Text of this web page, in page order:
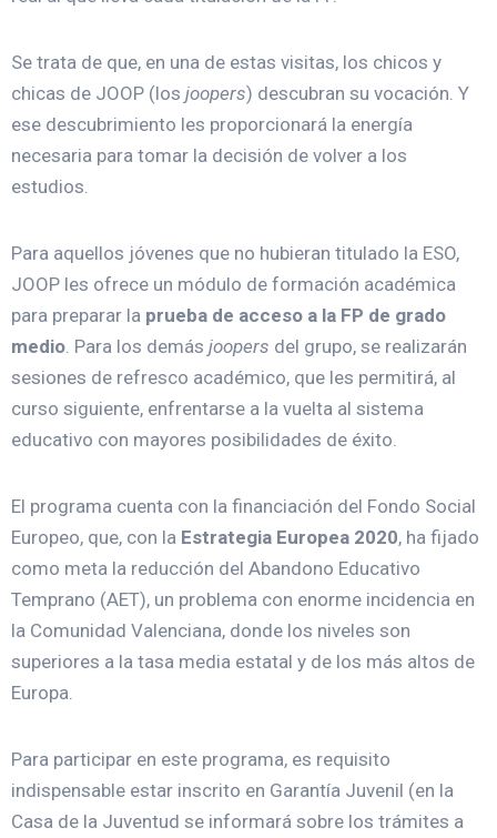
Se trata de que, en una de estas visitas, los chicos y
chicas de JOOP (los joopers) descubran su vocación. Y
ese descubrimiento les proporcionará la energía
necesaria para tomar la decisión de volver a los
estudios.
Para aquellos jóvenes que no hubieran titulado la ESO,
JOOP les ofrece un módulo de formación académica
para preparar la prueba de acceso a la FP de grado
medio. Para los demás joopers del grupo, se realizarán
sesiones de refresco académico, que les permitirá, al
curso siguiente, enfrentarse a la vuelta al sistema
educativo con mayores posibilidades de éxito.
El programa cuenta con la financiación del Fondo Social
Europeo, que, con la Estrategia Europea 2020, ha fijado
como meta la reducción del Abandono Educativo
Temprano (AET), un problema con enorme incidencia en
la Comunidad Valenciana, donde los niveles son
superiores a la tasa media estatal y de los más altos de
Europa.
Para participar en este programa, es requisito
indispensable estar inscrito en Garantía Juvenil (en la
Casa de la Juventud se informará sobre los trámites a